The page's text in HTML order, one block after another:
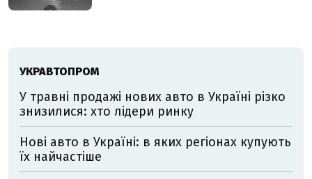
УКРАВТОПРОМ
У травні продажі нових авто в Україні різко
знизилися: хто лідери ринку
Нові авто в Україні: в яких регіонах купують
їх найчастіше